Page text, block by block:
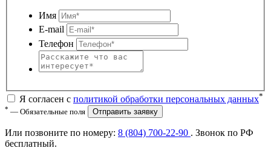
Имя
E-mail
Телефон
Я согласен с политикой обработки персональных данных*
* — Обязательные поля Отправить заявку
Или позвоните по номеру: 8 (804) 700-22-90 . Звонок по РФ
бесплатный.